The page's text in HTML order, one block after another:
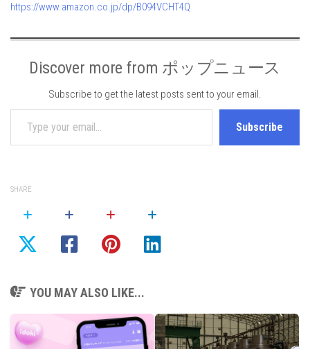
https://www.amazon.co.jp/dp/B094VCHT4Q
Discover more from ポップニュース
Subscribe to get the latest posts sent to your email.
Type your email…
Subscribe
SHARE
YOU MAY ALSO LIKE...